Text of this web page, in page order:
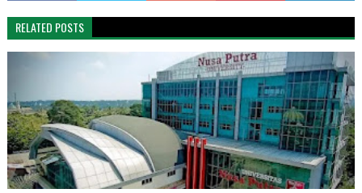
RELATED POSTS